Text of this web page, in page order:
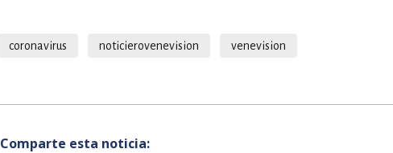
coronavirus noticierovenevision venevision
Comparte esta noticia: